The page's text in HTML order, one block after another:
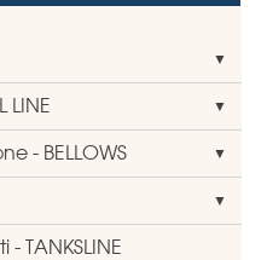
LINE
- BELLOWS
TANKSLINE